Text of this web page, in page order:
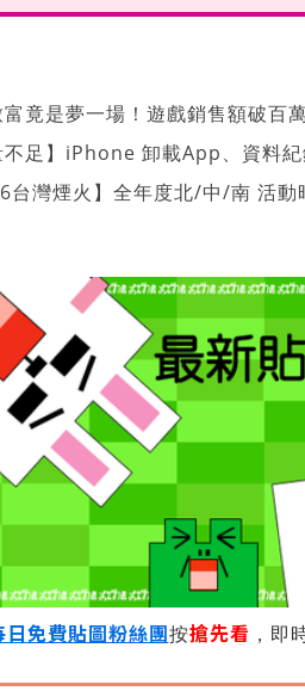
竟是夢一場！遊戲銷售額破百
不足】iPhone 卸載App、資料
台灣煙火】全年度北/中/南 活
免費貼圖粉絲團按搶先看 ，即